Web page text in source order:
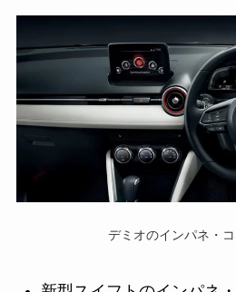
デミオのインパネ・